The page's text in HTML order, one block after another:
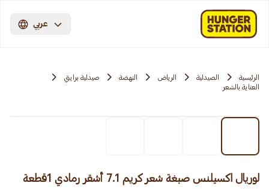
عربي
الرئيسية الصيدلية الرياض النهضة
صيدلية برايتي
العناية بالشعر
لوريال اكسيلنس صبغة شعر كريم 7.1 أشقر رمادي 1قطعة